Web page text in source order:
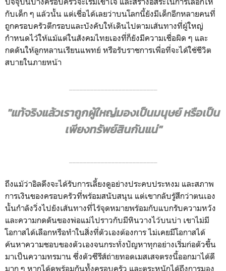
กับเด็ก ๆ แล้วนั้น แต่เชื่อได้เลยว่าบนโลกนี้ยังมีเด็กอีกหลายคนที่
ถูกครอบครัวตีกรอบและบังคับให้เดินไปตามเส้นทางที่ผู้ใหญ่
กำหนดไว้ให้แม้แต่ในสังคมไทยเองที่ก็ยังมีความเชื่อผิด ๆ และ
กดดันให้ลูกหลานเรียนแพทย์ หรือรับราชการเพื่อที่จะได้ใช้ชีวิต
สบายในภายหน้า
"แท้จริงแล้วเราถูกผู้ใหญ่มองเป็นมนุษย์ หรือเป็น
เพียงทรัพย์สินกันแน่"
ถึงแม้ว่าอิลดึงจะได้รับการเลี้ยงดูอย่างประคบประหงม และสภาพ
การเงินของครอบครัวที่พร้อมสนับสนุน แต่เขากลับรู้สึกว่าตนเอง
นั้นกำลังวิ่งไปยังเส้นทางที่ไร้จุดหมายพร้อมกับแบกรับความหวัง
และความกดดันของพ่อแม่ไปราวกับมีหินวางไว้บนบ่า เขาไม่มี
โอกาสได้เลือกหรือทำในสิ่งที่ตัวเองต้องการ ไม่เคยมีโอกาสได้
ค้นหาความชอบของตัวเองจนกระทั่งปัญหาทุกอย่างเริ่มก่อตัวขึ้น
มาเป็นความทรมาน ซึ่งตัวซีรีส์ถ่ายทอดเมสเสจตรงนี้ออกมาได้ดี
มาก ๆ หากได้ดูพร้อมกันทั้งครอบครัว และตระหนักได้ถึงการมอง